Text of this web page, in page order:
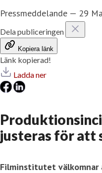
Pressmeddelande — 29
Dela publiceringen
Kopiera länk
Länk kopierad!
Ladda ner
justeras för att
Filminstitutet